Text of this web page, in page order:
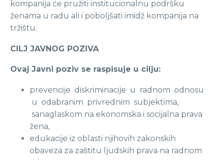
kompanija će pružiti institucionalnu podršku
ženama u radu ali i poboljšati imidž kompanija na
tržištu.
CILJ JAVNOG POZIVA
Ovaj Javni poziv se raspisuje u cilju:
prevencije diskriminacije u radnom odnosu
u odabranim privrednim subjektima,
sanaglaskom na ekonomska i socijalna prava
žena,
edukacije iz oblasti njihovih zakonskih
obaveza za zaštitu ljudskih prava na radnom